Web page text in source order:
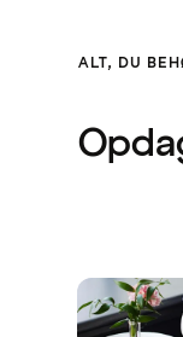
ALT, DU